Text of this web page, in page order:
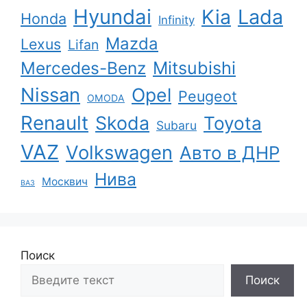
Honda Hyundai Infinity Kia Lada
Lexus Lifan Mazda
Mercedes-Benz Mitsubishi
Nissan OMODA Opel Peugeot
Renault Skoda Subaru Toyota
VAZ Volkswagen Авто в ДНР
ВАЗ Москвич Нива
Поиск
Поиск